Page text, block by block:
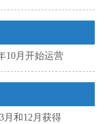
10月开始运营
月和12月获得